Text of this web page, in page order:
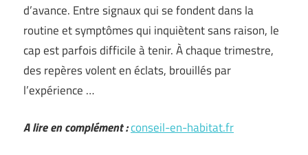
d’avance. Entre signaux qui se fondent dans la
routine et symptômes qui inquiètent sans raison, le
cap est parfois difficile à tenir. À chaque trimestre,
des repères volent en éclats, brouillés par
l’expérience …
A lire en complément :conseil-en-habitat.fr